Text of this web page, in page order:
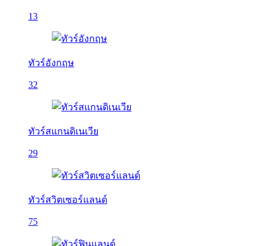
13
ทัวร์อังกฤษ
32
ทัวร์สแกนดิเนเวีย
29
ทัวร์สวิตเซอร์แลนด์
75